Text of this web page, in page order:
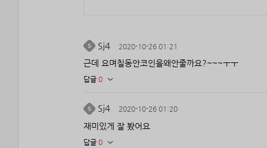
Sj4 2020-10-26 01:21
근데 요며칠동안코인을왜안줄까요?~~~ㅜㅜ
답글 0
Sj4 2020-10-26 01:20
재미있게 잘 봤어요
답글 0